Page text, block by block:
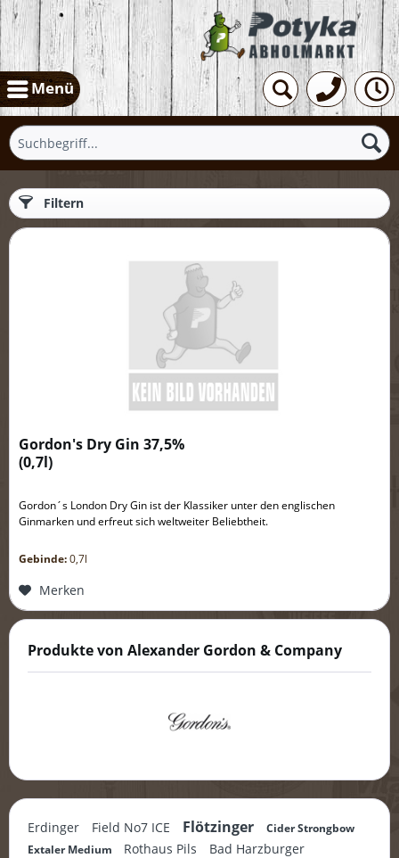
Menü
Filtern
Gordon's Dry Gin 37,5%
(0,7l)
Gordon´s London Dry Gin ist der Klassiker unter den englischen
Ginmarken und erfreut sich weltweiter Beliebtheit.
Gebinde:0,7l
Merken
Produkte von Alexander Gordon & Company
Erdinger Field No7 ICE Flötzinger
Cider Strongbow
Extaler Medium
Rothaus Pils Bad Harzburger